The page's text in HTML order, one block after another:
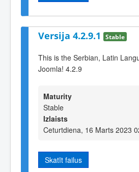
Versija 4.2.9.1 Stable
This is the Serbian, Latin
Joomla! 4.2.9
Maturity
Stable
Izlaists
Ceturtdiena, 16 Marts 2023
Skatīt failus